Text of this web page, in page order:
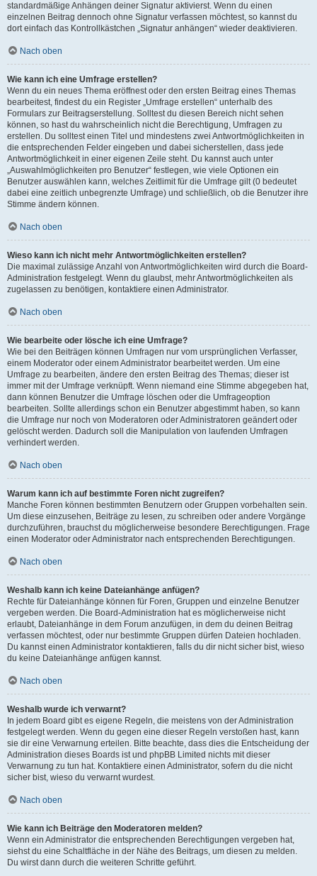
standardmäßige Anhängen deiner Signatur aktivierst. Wenn du einen
einzelnen Beitrag dennoch ohne Signatur verfassen möchtest, so kannst du
dort einfach das Kontrollkästchen „Signatur anhängen“ wieder deaktivieren.
Nach oben
Wie kann ich eine Umfrage erstellen?
Wenn du ein neues Thema eröffnest oder den ersten Beitrag eines Themas
bearbeitest, findest du ein Register „Umfrage erstellen“ unterhalb des
Formulars zur Beitragserstellung. Solltest du diesen Bereich nicht sehen
können, so hast du wahrscheinlich nicht die Berechtigung, Umfragen zu
erstellen. Du solltest einen Titel und mindestens zwei Antwortmöglichkeiten in
die entsprechenden Felder eingeben und dabei sicherstellen, dass jede
Antwortmöglichkeit in einer eigenen Zeile steht. Du kannst auch unter
„Auswahlmöglichkeiten pro Benutzer“ festlegen, wie viele Optionen ein
Benutzer auswählen kann, welches Zeitlimit für die Umfrage gilt (0 bedeutet
dabei eine zeitlich unbegrenzte Umfrage) und schließlich, ob die Benutzer ihre
Stimme ändern können.
Nach oben
Wieso kann ich nicht mehr Antwortmöglichkeiten erstellen?
Die maximal zulässige Anzahl von Antwortmöglichkeiten wird durch die Board-
Administration festgelegt. Wenn du glaubst, mehr Antwortmöglichkeiten als
zugelassen zu benötigen, kontaktiere einen Administrator.
Nach oben
Wie bearbeite oder lösche ich eine Umfrage?
Wie bei den Beiträgen können Umfragen nur vom ursprünglichen Verfasser,
einem Moderator oder einem Administrator bearbeitet werden. Um eine
Umfrage zu bearbeiten, ändere den ersten Beitrag des Themas; dieser ist
immer mit der Umfrage verknüpft. Wenn niemand eine Stimme abgegeben hat,
dann können Benutzer die Umfrage löschen oder die Umfrageoption
bearbeiten. Sollte allerdings schon ein Benutzer abgestimmt haben, so kann
die Umfrage nur noch von Moderatoren oder Administratoren geändert oder
gelöscht werden. Dadurch soll die Manipulation von laufenden Umfragen
verhindert werden.
Nach oben
Warum kann ich auf bestimmte Foren nicht zugreifen?
Manche Foren können bestimmten Benutzern oder Gruppen vorbehalten sein.
Um diese einzusehen, Beiträge zu lesen, zu schreiben oder andere Vorgänge
durchzuführen, brauchst du möglicherweise besondere Berechtigungen. Frage
einen Moderator oder Administrator nach entsprechenden Berechtigungen.
Nach oben
Weshalb kann ich keine Dateianhänge anfügen?
Rechte für Dateianhänge können für Foren, Gruppen und einzelne Benutzer
vergeben werden. Die Board-Administration hat es möglicherweise nicht
erlaubt, Dateianhänge in dem Forum anzufügen, in dem du deinen Beitrag
verfassen möchtest, oder nur bestimmte Gruppen dürfen Dateien hochladen.
Du kannst einen Administrator kontaktieren, falls du dir nicht sicher bist, wieso
du keine Dateianhänge anfügen kannst.
Nach oben
Weshalb wurde ich verwarnt?
In jedem Board gibt es eigene Regeln, die meistens von der Administration
festgelegt werden. Wenn du gegen eine dieser Regeln verstoßen hast, kann
sie dir eine Verwarnung erteilen. Bitte beachte, dass dies die Entscheidung der
Administration dieses Boards ist und phpBB Limited nichts mit dieser
Verwarnung zu tun hat. Kontaktiere einen Administrator, sofern du die nicht
sicher bist, wieso du verwarnt wurdest.
Nach oben
Wie kann ich Beiträge den Moderatoren melden?
Wenn ein Administrator die entsprechenden Berechtigungen vergeben hat,
siehst du eine Schaltfläche in der Nähe des Beitrags, um diesen zu melden.
Du wirst dann durch die weiteren Schritte geführt.